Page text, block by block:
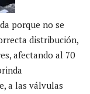
porque no se
distribución,
afectando al 70
a las válvulas